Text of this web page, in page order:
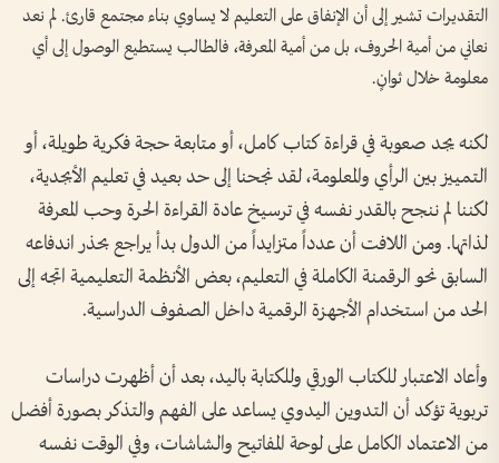
التقديرات تشير إلى أن الإنفاق على التعليم لا يساوي بناء مجتمع قارئ. لم نعد
نعاني من أمية الحروف، بل من أمية المعرفة، فالطالب يستطيع الوصول إلى أي
معلومة خلال ثوانٍ.
لكنه يجد صعوبة في قراءة كتاب كامل، أو متابعة حجة فكرية طويلة، أو
التمييز بين الرأي والمعلومة، لقد نجحنا إلى حد بعيد في تعليم الأبجدية،
لكننا لم ننجح بالقدر نفسه في ترسيخ عادة القراءة الحرة وحب المعرفة
لذاتها. ومن اللافت أن عدداً متزايداً من الدول بدأ يراجع بحذر اندفاعه
السابق نحو الرقمنة الكاملة في التعليم، بعض الأنظمة التعليمية اتجه إلى
الحد من استخدام الأجهزة الرقمية داخل الصفوف الدراسية.
وأعاد الاعتبار للكتاب الورقي وللكتابة باليد، بعد أن أظهرت دراسات
تربوية تؤكد أن التدوين اليدوي يساعد على الفهم والتذكر بصورة أفضل
من الاعتماد الكامل على لوحة المفاتيح والشاشات، وفي الوقت نفسه